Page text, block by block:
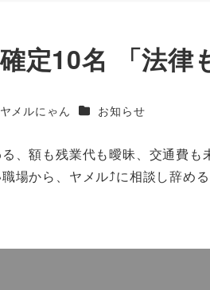
定10名 「法律
ヤメルにゃん カテゴリー
お知らせ
、額も残業代も曖昧、交通費
場から、ヤメル⤴に相談し辞める